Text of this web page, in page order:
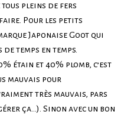
pleins de fers
Pour les petits
Japonaise Goot qui
temps en temps.
étain et 40% plomb, c’est
mauvais pour
très mauvais, pars
ça…). Sinon avec un bon